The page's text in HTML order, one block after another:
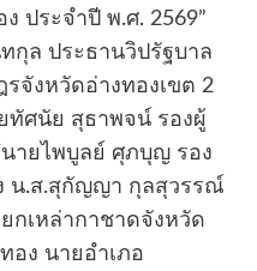
ประจำปี พ.ศ. 2569”
กุล ประธานวิปรัฐบาล
จังหวัดอ่างทองเขต 2
ทัศนัย สุธาพจน์ รองผู้
ายไพบูลย์ ศุภบุญ รอง
น.ส.สุกัญญา กุลสุวรรณ์
กเหล่ากาชาดจังหวัด
อง นายอำเภอ